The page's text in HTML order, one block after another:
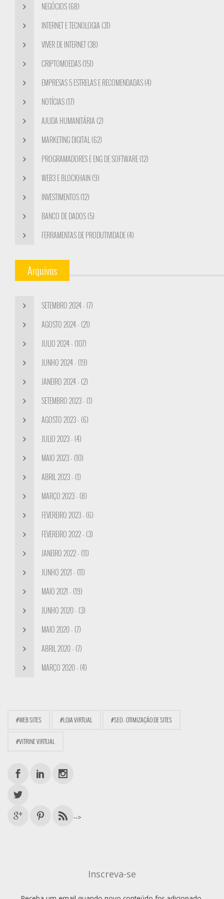
NEGÓCIOS (68)
INTERNET E TECNOLOGIA (31)
VIVER DE INTERNET (38)
CRIPTOMOEDAS (151)
EMPRESAS 5 ESTRELAS E RECOMENDADAS (4)
NOTÍCIAS (17)
AJUDA HUMANITÁRIA (2)
MARKETING DIGITAL (62)
PROGRAMADORES E ENG DE SOFTWARE (12)
WEB3 E BLOCKHAIN (9)
INVESTIMENTOS (12)
BANCO DE DADOS (5)
FERRAMENTAS DE PRODUTIVIDADE (4)
Arquivos
SETEMBRO 2024 - (7)
AGOSTO 2024 - (21)
JULIO 2024 - (107)
JUNHO 2024 - (19)
JANEIRO 2024 - (2)
SETEMBRO 2023 - (1)
AGOSTO 2023 - (6)
JULIO 2023 - (4)
MAIO 2023 - (10)
ABRIL 2023 - (1)
MARÇO 2023 - (8)
FEVEREIRO 2023 - (6)
FEVEREIRO 2022 - (3)
JANEIRO 2022 - (11)
JUNHO 2021 - (11)
MAIO 2021 - (19)
JUNHO 2020 - (3)
MAIO 2020 - (7)
ABRIL 2020 - (7)
MARÇO 2020 - (4)
#WEB SITES #LOJA VIRTUAL #SEO - OTIMIZAÇÃO DE SITES
#VITRINE VIRTUAL
-->
Inscreva-se